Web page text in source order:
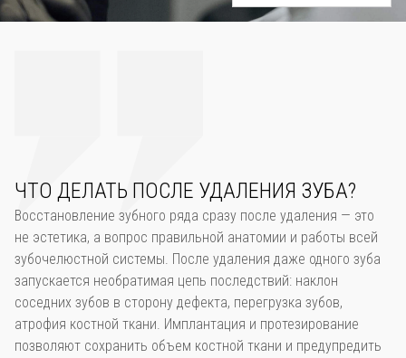
ЧТО ДЕЛАТЬ ПОСЛЕ УДАЛЕНИЯ ЗУБА?
Восстановление зубного ряда сразу после удаления — это
не эстетика, а вопрос правильной анатомии и работы всей
зубочелюстной системы. После удаления даже одного зуба
запускается необратимая цепь последствий: наклон
соседних зубов в сторону дефекта, перегрузка зубов,
атрофия костной ткани. Имплантация и протезирование
позволяют сохранить объем костной ткани и предупредить